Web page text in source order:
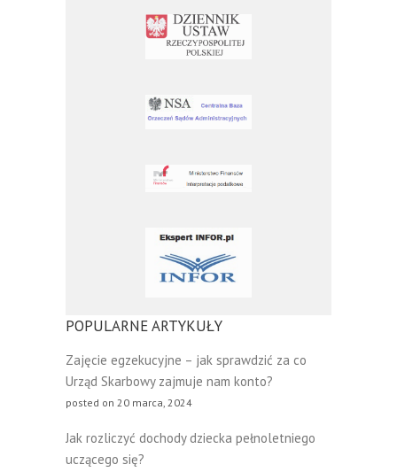
POPULARNE ARTYKUŁY
Zajęcie egzekucyjne – jak sprawdzić za co
Urząd Skarbowy zajmuje nam konto?
posted on 20 marca, 2024
Jak rozliczyć dochody dziecka pełnoletniego
uczącego się?